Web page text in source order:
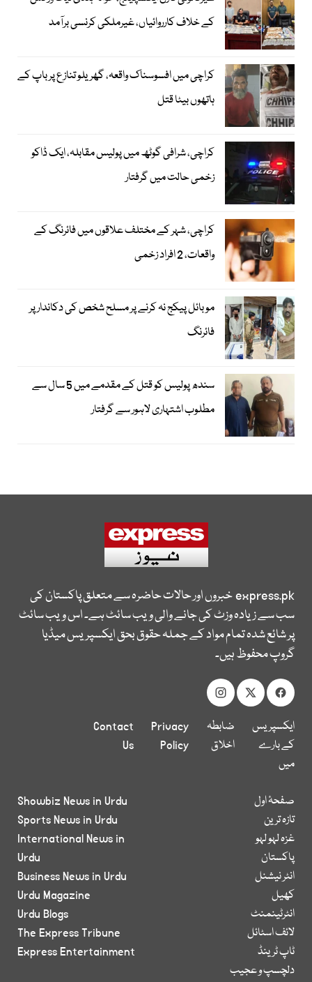
کے خلاف کارروائیاں، غیرملکی کرنسی برآمد
کراچی میں افسوسناک واقعہ، گھریلو تنازع پر باپ کے
ہاتھوں بیٹا قتل
کراچی، شرافی گوٹھ میں پولیس مقابلہ، ایک ڈاکو
زخمی حالت میں گرفتار
کراچی، شہر کے مختلف علاقوں میں فائرنگ کے
واقعات، 2 افراد زخمی
موبائل پیکج نہ کرنے پر مسلح شخص کی دکاندار پر
فائرنگ
سندھ پولیس کو قتل کے مقدمے میں 5 سال سے
مطلوب اشتہاری لاہور سے گرفتار
express.pkخبروں اور حالات حاضرہ سے متعلق پاکستان کی
سب سے زیادہ وزٹ کی جانے والی ویب سائٹ ہے۔ اس ویب سائٹ
پر شائع شدہ تمام مواد کے جملہ حقوق بحق ایکسپریس میڈیا
گروپ محفوظ ہیں۔
ایکسپریس
کے بارے
میں
ضابطہ
اخلاق
Privacy
Policy
Contact
Us
صفحۂ اول
تازہ ترین
غزہ لہو لہو
پاکستان
انٹر نیشنل
کھیل
انٹرٹینمنٹ
لائف اسٹائل
ٹاپ ٹرینڈ
دلچسپ و عجیب
Showbiz News in Urdu
Sports News in Urdu
International News in
Urdu
Business News in Urdu
Urdu Magazine
Urdu Blogs
The Express Tribune
Express Entertainment